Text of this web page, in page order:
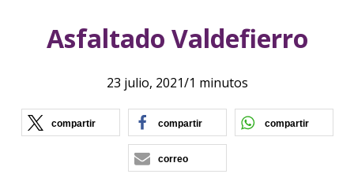
Asfaltado Valdefierro
23 julio, 2021/1 minutos
compartir (se abre en nueva ventana)
compartir (se abre en nueva
compartir
correo